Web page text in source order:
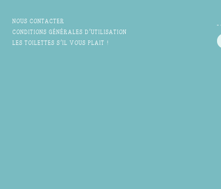
NOUS CONTACTER
CONDITIONS GÉNÉRALES D'UTILISATION
LES TOILETTES S'IL VOUS PLAIT !